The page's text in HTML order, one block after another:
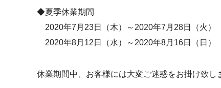
◆夏季休業期間
2020年7月23日（木）～2020年7月28日（火）
2020年8月12日（水）～2020年8月16日（日）
休業期間中、お客様には大変ご迷惑をお掛け致し